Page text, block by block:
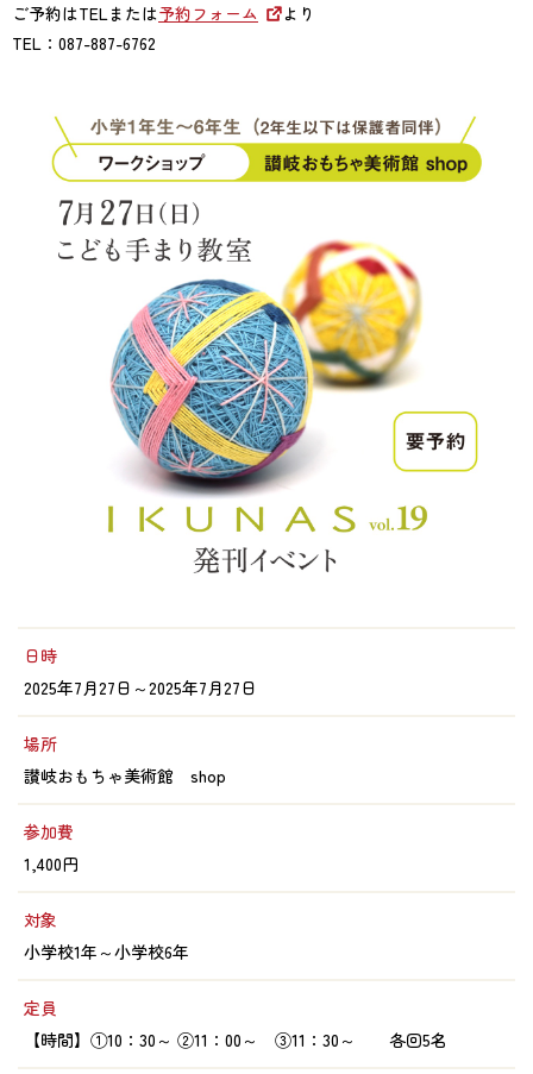
ご予約はTELまたは予約フォーム
より
TEL：087-887-6762
日時
2025年7月27日～2025年7月27日
場所
讃岐おもちゃ美術館 shop
参加費
1,400円
対象
小学校1年～小学校6年
定員
【時間】①10：30～ ②11：00～ ③11：30～ 各回5名